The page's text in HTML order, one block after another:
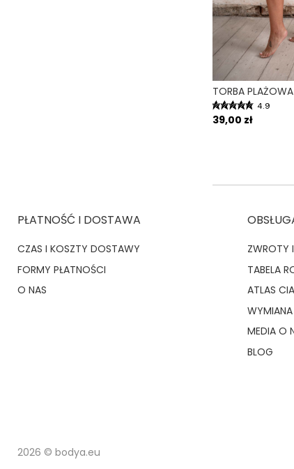
4.9
39,00 zł
PŁATNOŚĆ I DOSTAWA
CZAS I KOSZTY DOSTAWY
FORMY PŁATNOŚCI
O NAS
ZWROTY
TABELA
ATLAS
WYMIANA
MEDIA O
BLOG
2026 © bodya.eu